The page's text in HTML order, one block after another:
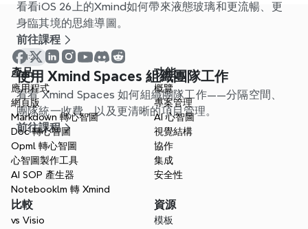
看看iOS 26上的Xmind如何帶來液態玻璃和更流暢、更
身臨其境的思維導圖。
前往課程
1:21
使用 Xmind Spaces 組織團隊工作
看看 Xmind Spaces 如何組織團隊工作——分隔空間、
團隊統一收費，以及更清晰的項目管理。
前往課程
產品
應用程式
網頁版
Markdown 轉心智圖
Doc 轉心智圖
Opml 轉心智圖
心智圖製作工具
AI SOP 產生器
Notebooklm 轉 Xmind
功能
概覽
專案管理
AI 心智圖
視覺結構
協作
集成
安全性
比較
vs Visio
資源
模板